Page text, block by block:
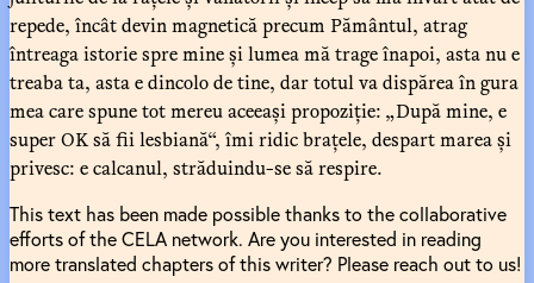
repede, încât devin magnetică precum Pământul, atrag
întreaga istorie spre mine și lumea mă trage înapoi, asta nu e
treaba ta, asta e dincolo de tine, dar totul va dispărea în gura
mea care spune tot mereu aceeași propoziție: „După mine, e
super OK să fii lesbiană“, îmi ridic brațele, despart marea și
privesc: e calcanul, străduindu-se să respire.
This text has been made possible thanks to the collaborative
efforts of the CELA network. Are you interested in reading
more translated chapters of this writer? Please reach out to us!